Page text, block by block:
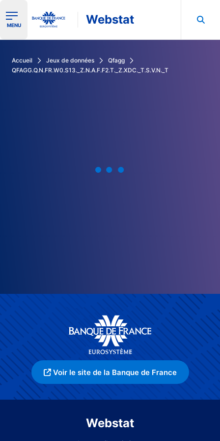
Ouvrir le menu de navigation
MENU Webstat
Accueil Jeux de données
Qfagg
QFAGG.Q.N.FR.W0.S13._Z.N.A.F.F2.T._Z.XDC._T.S.V.N._T
Voir le site de la Banque de France
Webstat